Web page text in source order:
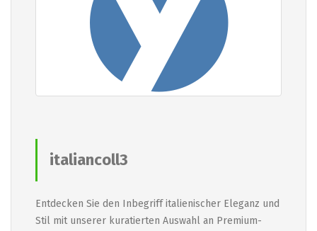
italiancoll3
Entdecken Sie den Inbegriff italienischer Eleganz und
Stil mit unserer kuratierten Auswahl an Premium-